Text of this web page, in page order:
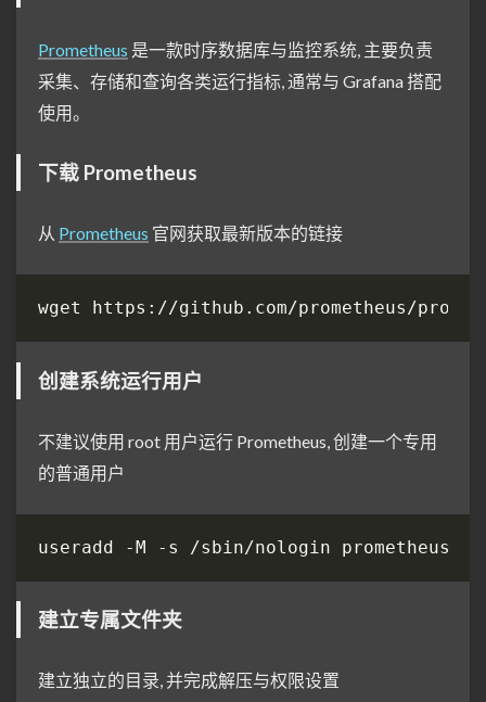
Prometheus 是一款时序数据库与监控系统, 主要负责
采集、存储和查询各类运行指标, 通常与 Grafana 搭配
使用。
下载 Prometheus
从 Prometheus 官网获取最新版本的链接
创建系统运行用户
不建议使用 root 用户运行 Prometheus, 创建一个专用
的普通用户
建立专属文件夹
建立独立的目录, 并完成解压与权限设置